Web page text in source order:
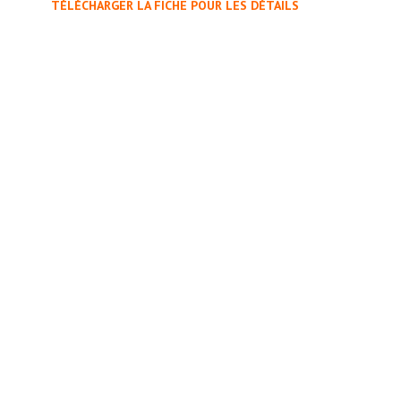
TÉLÉCHARGER LA FICHE POUR LES DÉTAILS